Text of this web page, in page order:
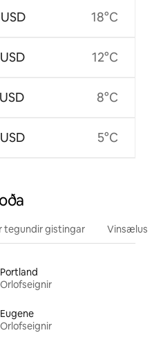
18°C
12°C
8°C
5°C
tegundir gistingar
Portland
Orlofseignir
Eugene
Orlofseignir